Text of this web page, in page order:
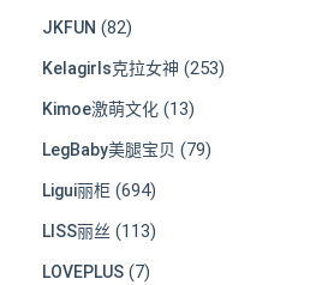
JKFUN (82)
Kelagirls克拉女神 (253)
Kimoe激萌文化 (13)
LegBaby美腿宝贝 (79)
Ligui丽柜 (694)
LISS丽丝 (113)
LOVEPLUS (7)